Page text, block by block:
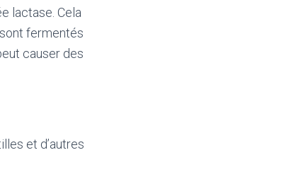
lactase. Cela
fermentés
causer des
et d’autres